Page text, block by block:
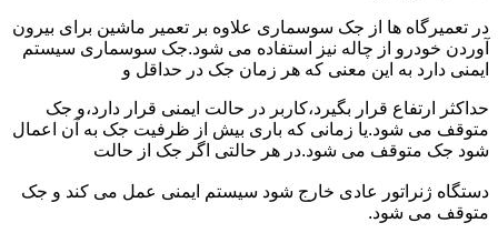
در تعمیرگاه ها از جک سوسماری علاوه بر تعمیر ماشین برای بیرون
آوردن خودرو از چاله نیز استفاده می شود.جک سوسماری سیستم
ایمنی دارد به این معنی که هر زمان جک در حداقل و
حداکثر ارتفاع قرار بگیرد،کاربر در حالت ایمنی قرار دارد،و جک
متوقف می شود.یا زمانی که باری بیش از ظرفیت جک به آن اعمال
شود جک متوقف می شود.در هر حالتی اگر جک از حالت
دستگاه ژنراتور عادی خارج شود سیستم ایمنی عمل می کند و جک
متوقف می شود.